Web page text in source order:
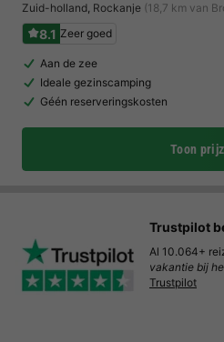
Zuid-holland, Rockanje (18,7 km van
8.1 Zeer goed
Aan de zee
Ideale gezinscamping
Géén reserveringskosten
Toon
Trustpilot
Al 10.064+
vakantie bij
Trustpilot